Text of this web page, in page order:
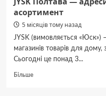
асортимент
5 місяців тому назад
JYSK (вимовляється «Юск»)
магазинів товарів для дому,
Сьогодні це понад 3...
БільшеДокладніше